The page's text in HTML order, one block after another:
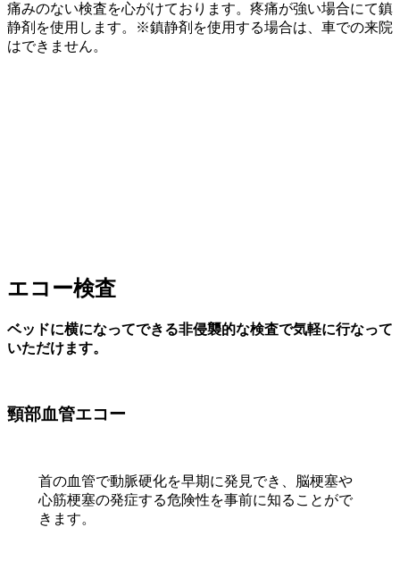
痛みのない検査を心がけております。疼痛が強い場合にて鎮
静剤を使用します。※鎮静剤を使用する場合は、車での来院
はできません。
エコー検査
ベッドに横になってできる非侵襲的な検査で気軽に行なって
いただけます。
頸部血管エコー
首の血管で動脈硬化を早期に発見でき、脳梗塞や
心筋梗塞の発症する危険性を事前に知ることがで
きます。